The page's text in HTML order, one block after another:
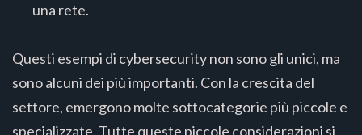
una rete.
Questi esempi di cybersecurity non sono gli unici, ma
sono alcuni dei più importanti. Con la crescita del
settore, emergono molte sottocategorie più piccole e
specializzate. Tutte queste piccole considerazioni si